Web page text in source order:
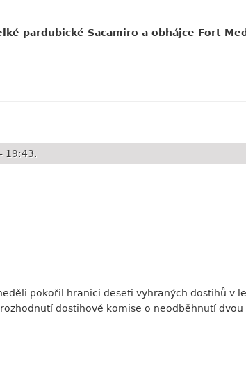
pardubické Sacamiro a obhájce Fort
19:43.
pokořil hranici deseti vyhraných dostihů v
dostihové komise o neodběhnutí